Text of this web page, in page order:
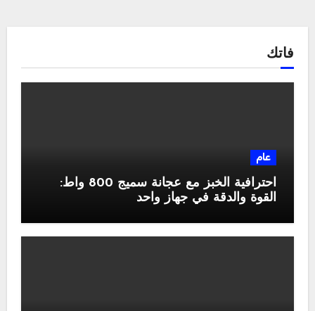
فاتك
عام
احترافية الخبز مع عجانة سميج 800 واط:
القوة والدقة في جهاز واحد